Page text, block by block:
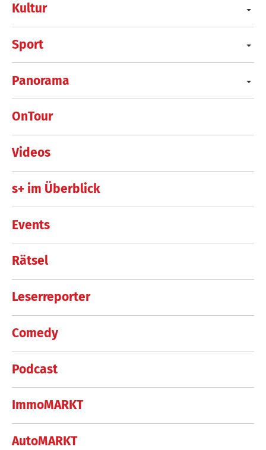
Kultur
Sport
Panorama
OnTour
Videos
s+ im Überblick
Events
Rätsel
Leserreporter
Comedy
Podcast
ImmoMARKT
AutoMARKT